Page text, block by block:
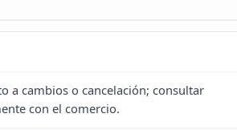
a cambios o cancelación; consultar
con el comercio.